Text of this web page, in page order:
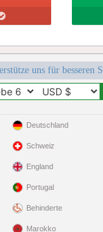
uns für besseren
Deutschland
Schweiz
England
Portugal
Behinderte
Marokko